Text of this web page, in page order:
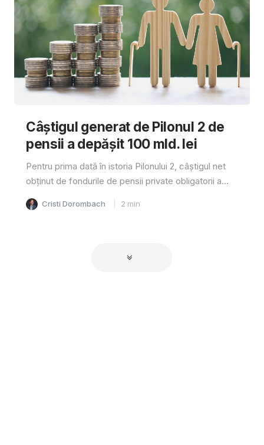
Câştigul generat de Pilonul 2 de
pensii a depăşit 100 mld. lei
Pentru prima dată în istoria Pilonului 2, câştigul net
obţinut de fondurile de pensii private obligatorii a...
Cristi Dorombach 2 min